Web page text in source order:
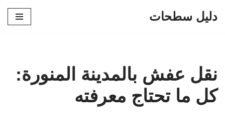
دليل سطحات
نقل عفش بالمدينة المنورة:
كل ما تحتاج معرفته